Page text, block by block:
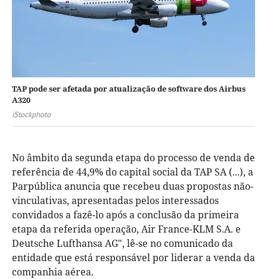
TAP pode ser afetada por atualização de software dos Airbus
A320
iStockphoto
No âmbito da segunda etapa do processo de venda de
referência de 44,9% do capital social da TAP SA (...), a
Parpública anuncia que recebeu duas propostas não-
vinculativas, apresentadas pelos interessados
convidados a fazê-lo após a conclusão da primeira
etapa da referida operação, Air France-KLM S.A. e
Deutsche Lufthansa AG", lê-se no comunicado da
entidade que está responsável por liderar a venda da
companhia aérea.